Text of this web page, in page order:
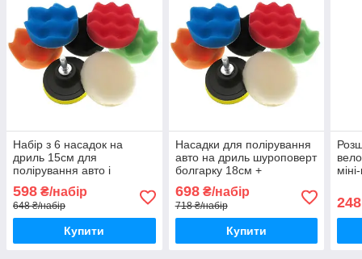
Набір з 6 насадок на
дриль 15см для
полірування авто і
шліфувальний диск
598 ₴/набір
648 ₴/набір
Купити
Насадки для полірування
авто на дриль шуроповерт
болгарку 18см +
шліфувальний диск
698₴/набір
718 ₴/набір
Купити
248